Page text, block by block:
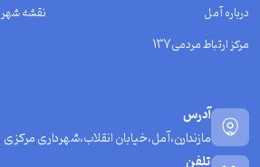
درباره آمل
نقشه شهر
مرکز ارتباط مردمی137
آدرس
مازندارن،آمل،خیابان انقلاب،شهرداری مرکزی
تلفن